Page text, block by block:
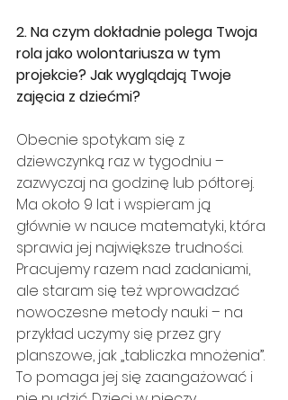
2. Na czym dokładnie polega Twoja
rola jako wolontariusza w tym
projekcie? Jak wyglądają Twoje
zajęcia z dziećmi?
Obecnie spotykam się z
dziewczynką raz w tygodniu –
zazwyczaj na godzinę lub półtorej.
Ma około 9 lat i wspieram ją
głównie w nauce matematyki, która
sprawia jej największe trudności.
Pracujemy razem nad zadaniami,
ale staram się też wprowadzać
nowoczesne metody nauki – na
przykład uczymy się przez gry
planszowe, jak „tabliczka mnożenia”.
To pomaga jej się zaangażować i